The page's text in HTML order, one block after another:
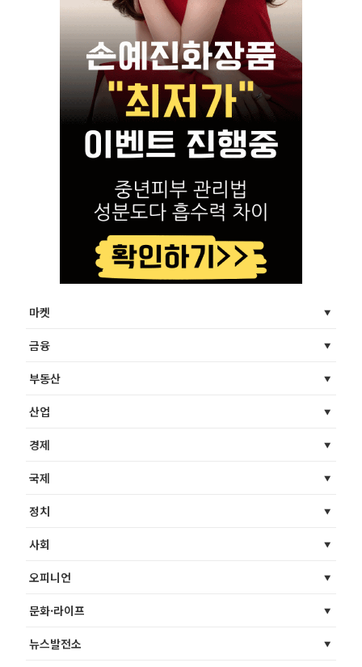
마켓
금융
부동산
산업
경제
국제
정치
사회
오피니언
문화·라이프
뉴스발전소